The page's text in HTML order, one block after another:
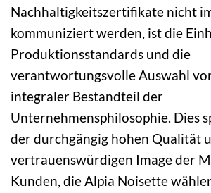
Nachhaltigkeitszertifikate nicht
kommuniziert werden, ist die
Produktionsstandards und die
verantwortungsvolle Auswahl
integraler Bestandteil der
Unternehmensphilosophie. Dies
der durchgängig hohen Qualität
vertrauenswürdigen Image der
Kunden, die Alpia Noisette